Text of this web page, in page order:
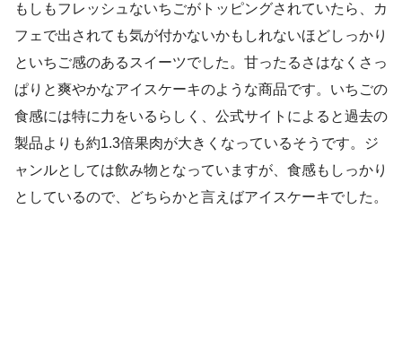
もしもフレッシュないちごがトッピングされていたら、カ
フェで出されても気が付かないかもしれないほどしっかり
といちご感のあるスイーツでした。甘ったるさはなくさっ
ぱりと爽やかなアイスケーキのような商品です。いちごの
食感には特に力をいるらしく、公式サイトによると過去の
製品よりも約1.3倍果肉が大きくなっているそうです。ジ
ャンルとしては飲み物となっていますが、食感もしっかり
としているので、どちらかと言えばアイスケーキでした。